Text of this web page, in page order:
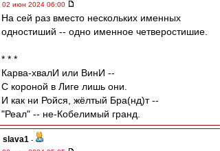
02 июн 2024 06:00
На сей раз вместо нескольких именных
одностиший -- одно именное четверостишие.
* * *
Карва-хвалИ или ВинИ --
С короной в Лиге лишь они.
И как ни Ройся, жёлтый Бра(нд)т --
"Реал" -- не-Кобелимый гранд.
slava1 -